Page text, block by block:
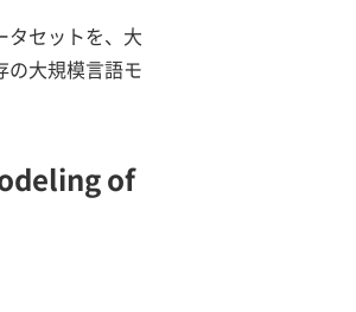
タセットを、大
の大規模言語モ
of